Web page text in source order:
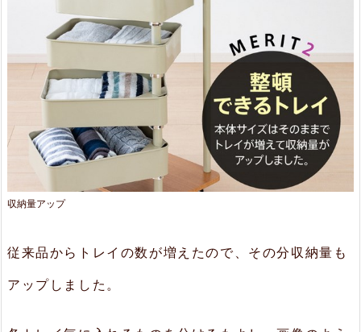
に
2.
4.
メ
ッ
シ
製
ト
レ
収納量アップ
従来品からトレイの数が増えたので、その分収納量も
アップしました。